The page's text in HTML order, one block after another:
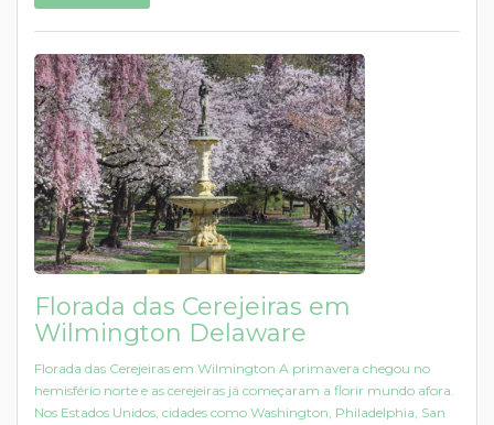
Florada das Cerejeiras em
Wilmington Delaware
Florada das Cerejeiras em Wilmington A primavera chegou no
hemisfério norte e as cerejeiras já começaram a florir mundo afora.
Nos Estados Unidos, cidades como Washington, Philadelphia, San